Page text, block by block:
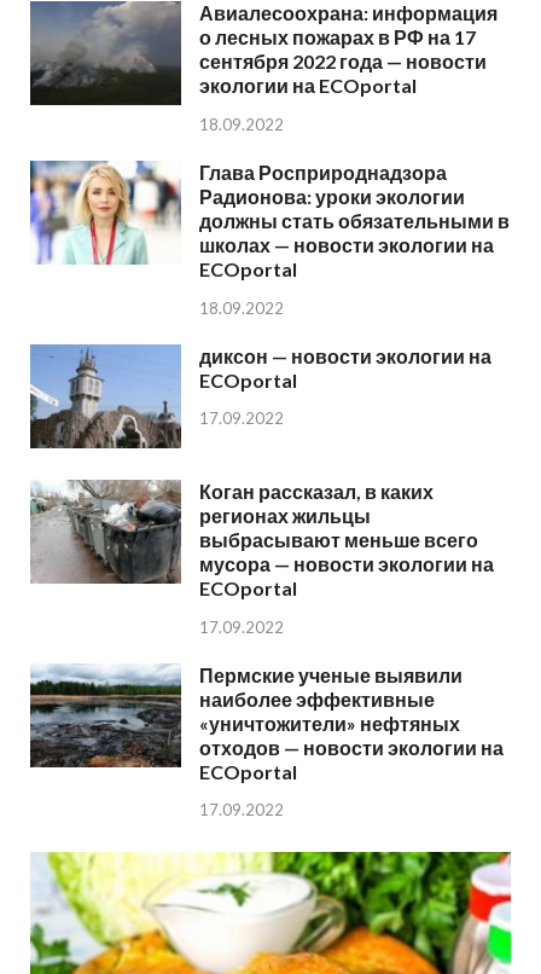
Авиалесоохрана: информация
о лесных пожарах в РФ на 17
сентября 2022 года — новости
экологии на ECOportal
18.09.2022
Глава Росприроднадзора
Радионова: уроки экологии
должны стать обязательными в
школах — новости экологии на
ECOportal
18.09.2022
диксон — новости экологии на
ECOportal
17.09.2022
Коган рассказал, в каких
регионах жильцы
выбрасывают меньше всего
мусора — новости экологии на
ECOportal
17.09.2022
Пермские ученые выявили
наиболее эффективные
«уничтожители» нефтяных
отходов — новости экологии на
ECOportal
17.09.2022